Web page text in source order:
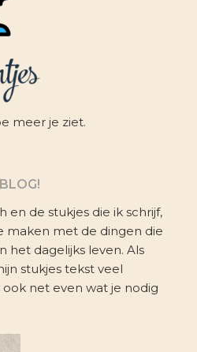
meer je ziet.
en de stukjes die ik schrijf,
maken met de dingen die
het dagelijks leven. Als
stukjes tekst veel
net even wat je nodig